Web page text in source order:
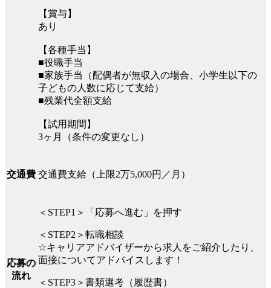
【賞与】
あり
【各種手当】
■役職手当
■家族手当（配偶者が無収入の場合、小学生以下の
子どもの人数に応じて支給）
■残業代全額支給
【試用期間】
3ヶ月（条件の変更なし）
交通費 交通費支給（上限2万5,000円／月）
応募の
流れ
＜STEP1＞「応募へ進む」を押す
＜STEP2＞転職相談
☆キャリアアドバイザーから求人をご紹介したり、
面接についてアドバイスします！
＜STEP3＞書類選考（履歴書）